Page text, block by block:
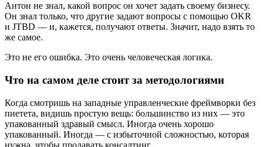
Антон не знал, какой вопрос он хочет задать своему бизнесу.
Он знал только, что другие задают вопросы с помощью OKR
и JTBD — и, кажется, получают ответы. Значит, надо взять то
же самое.
Это не его ошибка. Это очень человеческая логика.
Что на самом деле стоит за методологиями
Когда смотришь на западные управленческие фреймворки без
пиетета, видишь простую вещь: большинство из них — это
упакованный здравый смысл. Иногда очень хорошо
упакованный. Иногда — с избыточной сложностью, которая
нужна, чтобы продавать консалтинг.